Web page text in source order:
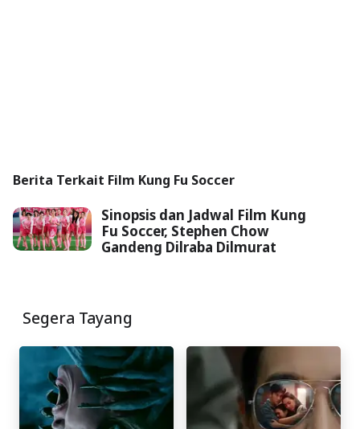
Berita Terkait Film Kung Fu Soccer
Sinopsis dan Jadwal Film Kung
Fu Soccer, Stephen Chow
Gandeng Dilraba Dilmurat
Segera Tayang